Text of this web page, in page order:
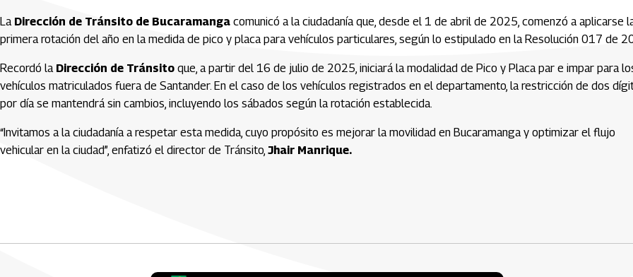
La Dirección de Tránsito de Bucaramanga comunicó a la ciudadanía que, desde el 1 de abril de 2025, comenzó a aplicarse
primera rotación del año en la medida de pico y placa para vehículos particulares, según lo estipulado en la Resolución 017 de
Recordó la Dirección de Tránsito que, a partir del 16 de julio de 2025, iniciará la modalidad de Pico y Placa par e impar para
vehículos matriculados fuera de Santander. En el caso de los vehículos registrados en el departamento, la restricción de dos
por día se mantendrá sin cambios, incluyendo los sábados según la rotación establecida.
“Invitamos a la ciudadanía a respetar esta medida, cuyo propósito es mejorar la movilidad en Bucaramanga y optimizar el flujo
vehicular en la ciudad”, enfatizó el director de Tránsito, Jhair Manrique.